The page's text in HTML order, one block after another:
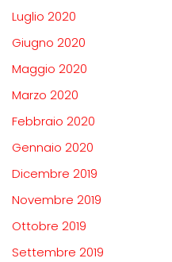
Luglio 2020
Giugno 2020
Maggio 2020
Marzo 2020
Febbraio 2020
Gennaio 2020
Dicembre 2019
Novembre 2019
Ottobre 2019
Settembre 2019